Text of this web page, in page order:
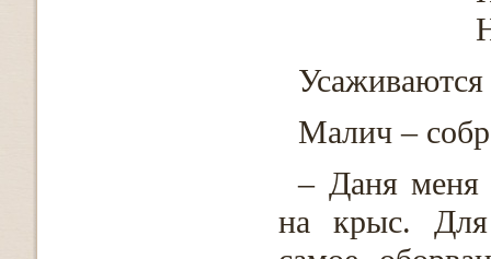
Усаживаются
Малич –
– Даня меня
на крыс. Для